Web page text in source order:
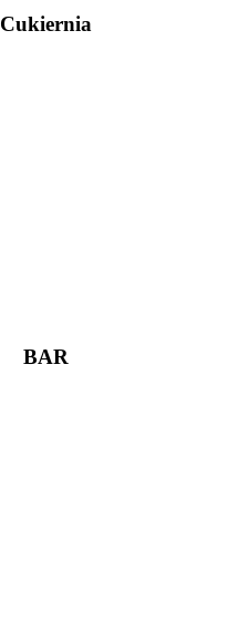
Cukiernia
BAR